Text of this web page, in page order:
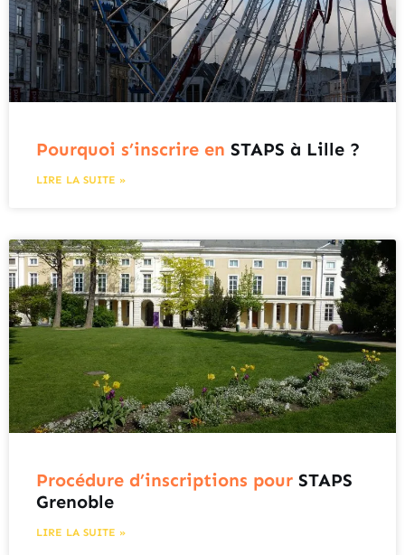
Pourquoi s’inscrire en STAPS à Lille ?
LIRE LA SUITE »
Procédure d’inscriptions pour STAPS
Grenoble
LIRE LA SUITE »